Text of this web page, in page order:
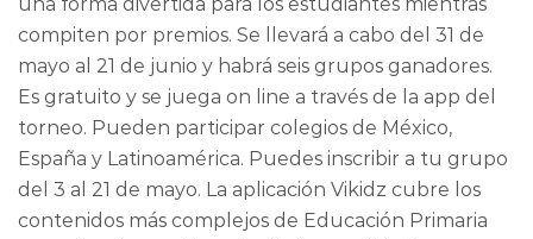
una forma divertida para los estudiantes mientras
compiten por premios. Se llevará a cabo del 31 de
mayo al 21 de junio y habrá seis grupos ganadores.
Es gratuito y se juega on line a través de la app del
torneo. Pueden participar colegios de México,
España y Latinoamérica. Puedes inscribir a tu grupo
del 3 al 21 de mayo. La aplicación Vikidz cubre los
contenidos más complejos de Educación Primaria